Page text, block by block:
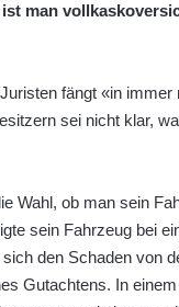
man
fängt «in
sei nicht klar,
Wahl, ob man sein
sein Fahrzeug bei
den Schaden von
Gutachtens. In